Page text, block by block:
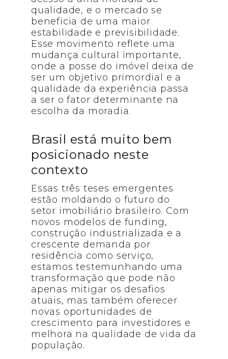
qualidade, e o mercado se
beneficia de uma maior
estabilidade e previsibilidade.
Esse movimento reflete uma
mudança cultural importante,
onde a posse do imóvel deixa de
ser um objetivo primordial e a
qualidade da experiência passa
a ser o fator determinante na
escolha da moradia.
Brasil está muito bem
posicionado neste
contexto
Essas três teses emergentes
estão moldando o futuro do
setor imobiliário brasileiro. Com
novos modelos de funding,
construção industrializada e a
crescente demanda por
residência como serviço,
estamos testemunhando uma
transformação que pode não
apenas mitigar os desafios
atuais, mas também oferecer
novas oportunidades de
crescimento para investidores e
melhora na qualidade de vida da
população.